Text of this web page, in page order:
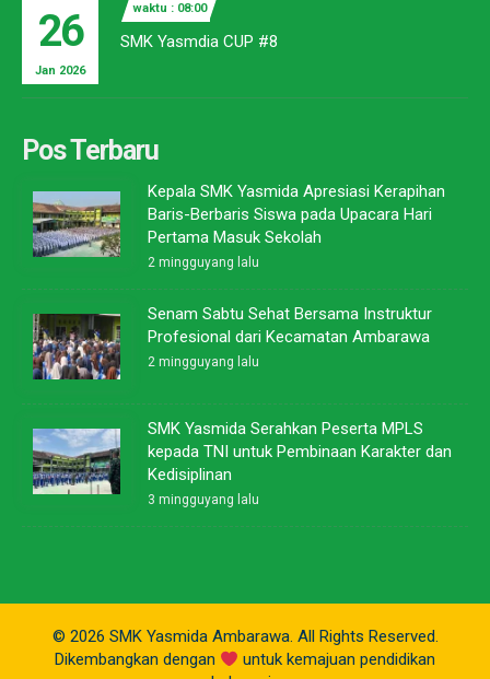
26
Jan 2026
waktu : 08:00
SMK Yasmdia CUP #8
Pos Terbaru
Kepala SMK Yasmida Apresiasi Kerapihan
Baris-Berbaris Siswa pada Upacara Hari
Pertama Masuk Sekolah
2 mingguyang lalu
Senam Sabtu Sehat Bersama Instruktur
Profesional dari Kecamatan Ambarawa
2 mingguyang lalu
SMK Yasmida Serahkan Peserta MPLS
kepada TNI untuk Pembinaan Karakter dan
Kedisiplinan
3 mingguyang lalu
© 2026 SMK Yasmida Ambarawa. All Rights Reserved.
Dikembangkan dengan
untuk kemajuan pendidikan